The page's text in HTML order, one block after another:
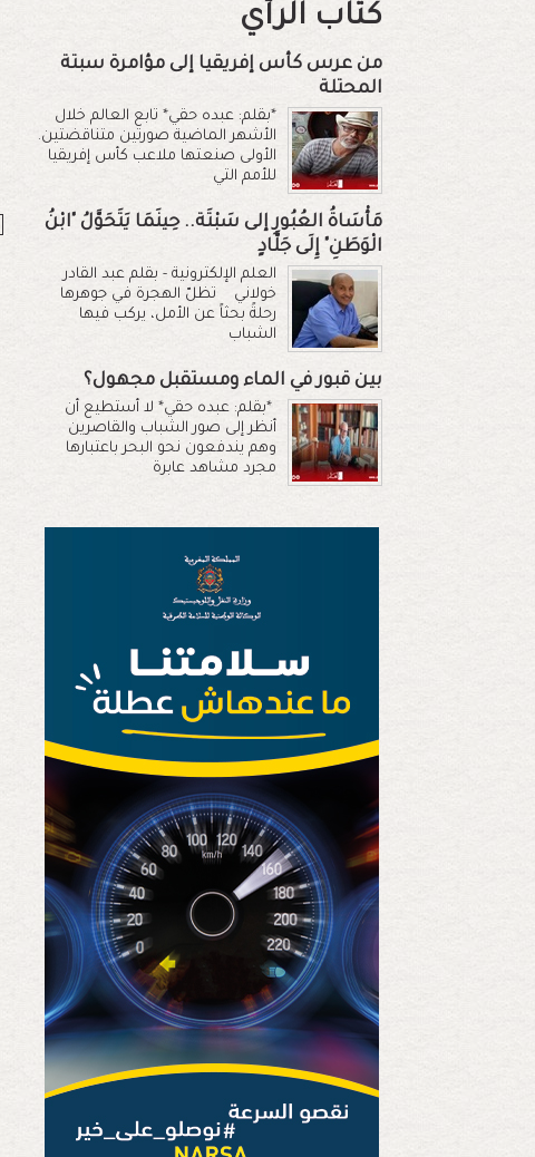
كتاب الرأي
من عرس كأس إفريقيا إلى مؤامرة سبتة
المحتلة
*بقلم: عبده حقي* تابع العالم خلال
الأشهر الماضية صورتين متناقضتين.
الأولى صنعتها ملاعب كأس إفريقيا
للأمم التي
مَأْسَاةُ العُبُورِ إلى سَبْتَة.. حِينَمَا يَتَحَوَّلُ "ابْنُ
الْوَطَنِ" إِلَى جَلَّادٍ
العلم الإلكترونية - بقلم عبد القادر
خولاني تظلّ الهجرة في جوهرها
رحلةً بحثاً عن الأمل، يركب فيها
الشباب
بين قبور في الماء ومستقبل مجهول؟
*بقلم: عبده حقي* لا أستطيع أن
أنظر إلى صور الشباب والقاصرين
وهم يندفعون نحو البحر باعتبارها
مجرد مشاهد عابرة